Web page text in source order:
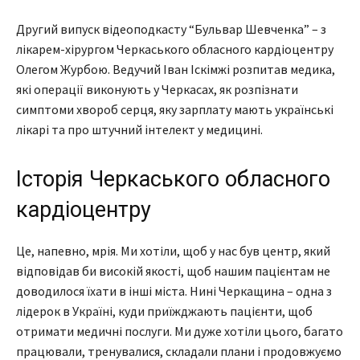
Другий випуск відеоподкасту “Бульвар Шевченка” – з
лікарем-хірургом Черкаського обласного кардіоцентру
Олегом Журбою. Ведучий Іван Іскімжі розпитав медика,
які операції виконують у Черкасах, як розпізнати
симптоми хвороб серця, яку зарплату мають українські
лікарі та про штучний інтелект у медицині.
Історія Черкаського обласного
кардіоцентру
Це, напевно, мрія. Ми хотіли, щоб у нас був центр, який
відповідав би високій якості, щоб нашим пацієнтам не
доводилося їхати в інші міста. Нині Черкащина – одна з
лідерок в Україні, куди приїжджають пацієнти, щоб
отримати медичні послуги. Ми дуже хотіли цього, багато
працювали, тренувалися, складали плани і продовжуємо